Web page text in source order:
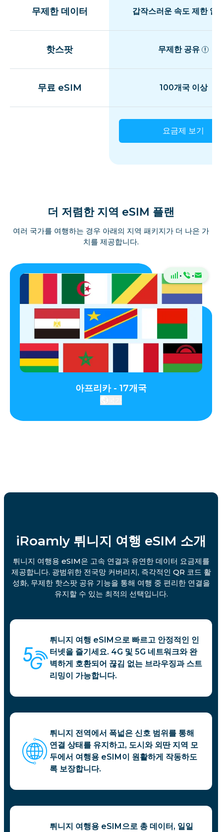
무제한 데이터 갑작스러운 속도 제한 없
핫스팟 무제한 공유
무료 eSIM 100개국 이상
요금제 보기
더 저렴한 지역 eSIM 플랜
여러 국가를 여행하는 경우 아래의 지역 패키지가 더 나은 가
치를 제공합니다.
· ·
아프리카 - 17개국
iRoamly 튀니지 여행 eSIM 소개
튀니지 여행용 eSIM은 고속 연결과 유연한 데이터 요금제를
제공합니다. 광범위한 전국망 커버리지, 즉각적인 QR 코드 활
성화, 무제한 핫스팟 공유 기능을 통해 여행 중 편리한 연결을
유지할 수 있는 최적의 선택입니다.
튀니지 여행 eSIM으로 빠르고 안정적인 인
터넷을 즐기세요. 4G 및 5G 네트워크와 완
벽하게 호환되어 끊김 없는 브라우징과 스트
리밍이 가능합니다.
튀니지 전역에서 폭넓은 신호 범위를 통해
연결 상태를 유지하고, 도시와 외딴 지역 모
두에서 여행용 eSIM이 원활하게 작동하도
록 보장합니다.
튀니지 여행용 eSIM으로 총 데이터, 일일